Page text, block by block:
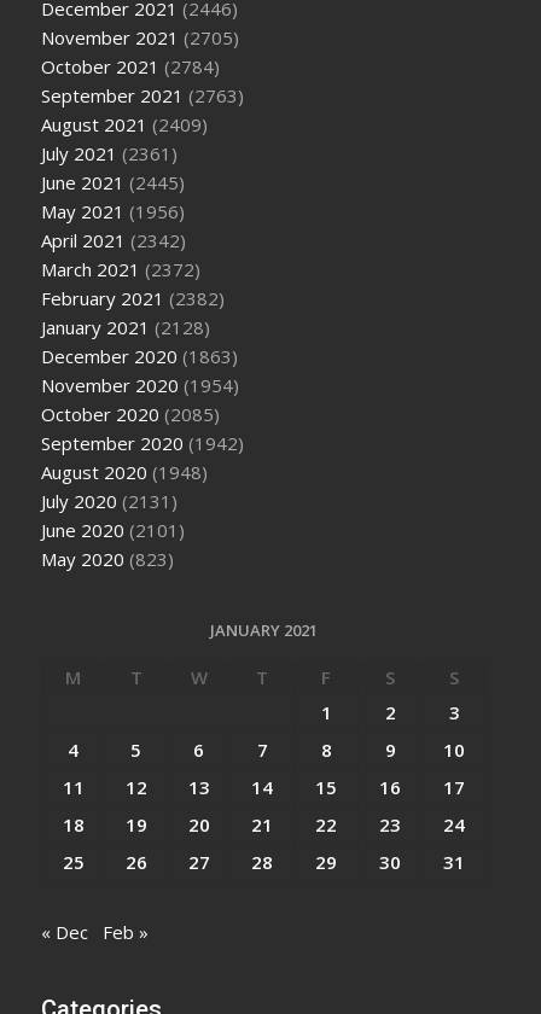
December 2021 (2446)
November 2021 (2705)
October 2021 (2784)
September 2021 (2763)
August 2021 (2409)
July 2021 (2361)
June 2021 (2445)
May 2021 (1956)
April 2021 (2342)
March 2021 (2372)
February 2021 (2382)
January 2021 (2128)
December 2020 (1863)
November 2020 (1954)
October 2020 (2085)
September 2020 (1942)
August 2020 (1948)
July 2020 (2131)
June 2020 (2101)
May 2020 (823)
JANUARY 2021
M T W T F S
S
1
2
3
4
5 6 7 8 9
10
11
12 13 14 15 16
17
18
19 20 21 22 23
24
25
26 27 28 29 30 31
« Dec Feb »